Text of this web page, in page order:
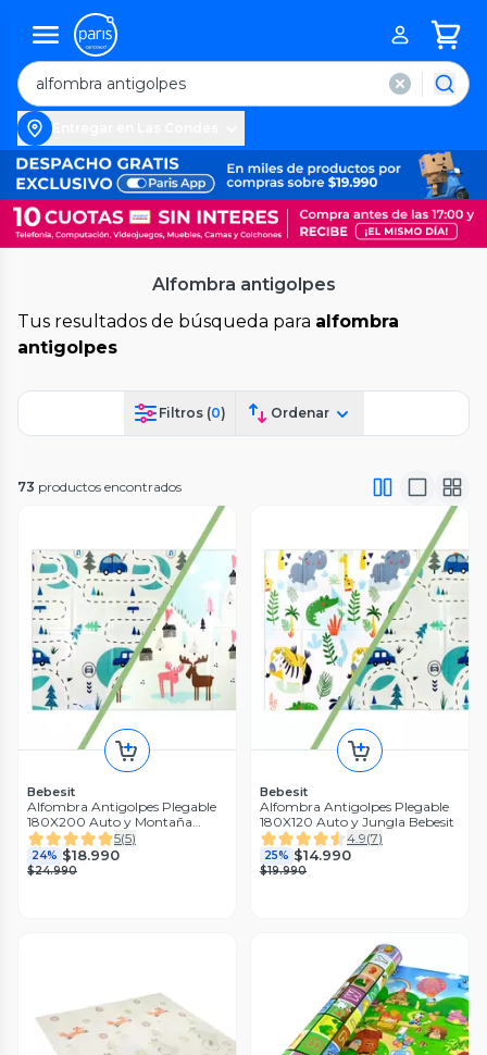
Alfombra antigolpes
Tus resultados de búsqueda para alfombra
antigolpes
Filtros (0) Ordenar
73 productos encontrados
Bebesit
Alfombra Antigolpes Plegable
180X200 Auto y Montaña
Bebesit
5(5)
24% $18.990
$24.990
Bebesit
Alfombra Antigolpes Plegable
180X120 Auto y Jungla Bebesit
4.9(7)
25% $14.990
$19.990